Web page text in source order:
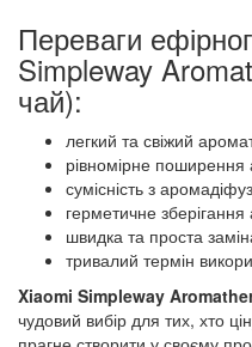
Переваги
Simpleway
чай):
легкий та свіжий
рівномірне
сумісність з
герметичне
швидка та проста
тривалий термін
Xiaomi Simpleway
чудовий вибір для тих, хто